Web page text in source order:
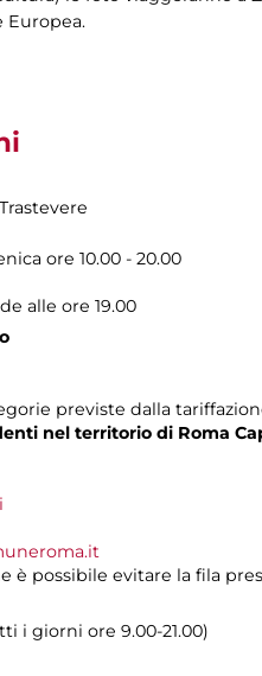
Europea.
ore 10.00 - 20.00
alle ore 19.00
previste dalla
nel territorio di Roma
è possibile evitare la fila
i giorni ore 9.00-21.00)